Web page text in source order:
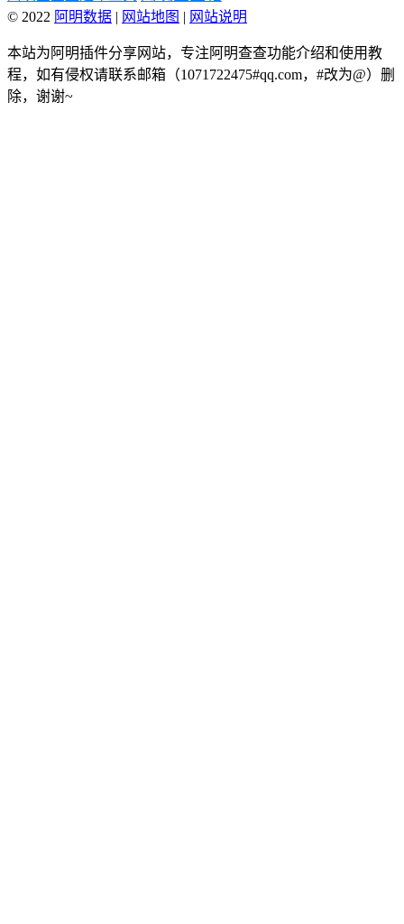
© 2022 阿明数据 | 网站地图 | 网站说明
本站为阿明插件分享网站，专注阿明查查功能介绍和使用教
程，如有侵权请联系邮箱（1071722475#qq.com，#改为@）删
除，谢谢~